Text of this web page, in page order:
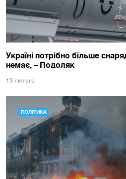
Україні потрібно більше
немає, – Подоляк
13 лютого
ПОЛІТИКА